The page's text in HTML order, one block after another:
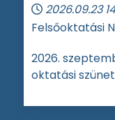
2026.09.23
Felsőoktatási
2026.
oktatási szünet